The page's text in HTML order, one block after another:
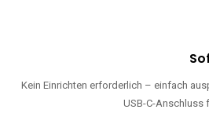
Kein Einrichten erforderlich – einfach
USB-C-Anschluss